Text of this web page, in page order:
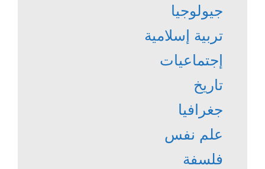
جيولوجيا
تربية إسلامية
إجتماعيات
تاريخ
جغرافيا
علم نفس
فلسفة